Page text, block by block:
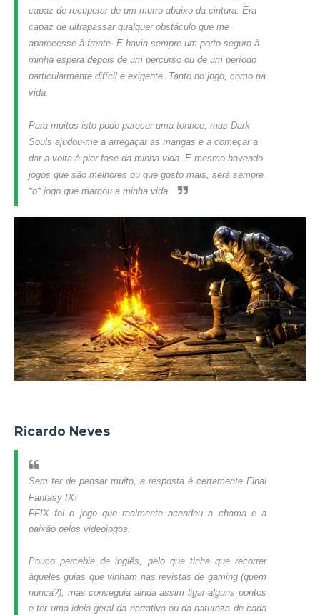
capaz de recuperar de um murro abaixo da cintura. Era
capaz de ultrapassar qualquer obstáculo que me
aparecesse à frente. E havia sempre um porto seguro à
minha espera depois de um percurso ou de um período
particularmente difícil e exigente. Tanto no jogo, como na
vida.
Para muitos isto pode parecer uma tontice, mas Dark
Souls ajudou-me a arregaçar as mangas e a começar a
dar a volta à pior fase da minha vida. E mesmo havendo
jogos que são melhores ou que gosto mais, será sempre
*o* jogo que marcou a minha vida.
Ricardo Neves
Sem ter de pensar muito, a resposta é certamente Final
Fantasy IX!
FFIX foi o jogo que realmente acendeu a chama e a
paixão pelos videojogos.
Pouco percebia de inglês, pelo que tinha que recorrer
àqueles guias que vinham nas revistas de gaming (quem
nunca?), mas conseguia ainda assim ligar alguns pontos
e ter uma ideia geral da narrativa ou da natureza de cada